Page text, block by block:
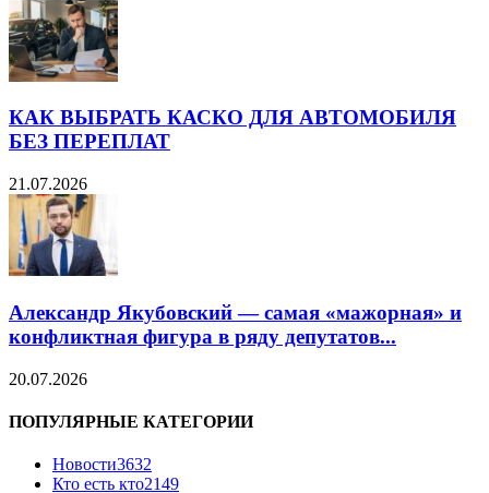
КАК ВЫБРАТЬ КАСКО ДЛЯ АВТОМОБИЛЯ
БЕЗ ПЕРЕПЛАТ
21.07.2026
Александр Якубовский — самая «мажорная» и
конфликтная фигура в ряду депутатов...
20.07.2026
ПОПУЛЯРНЫЕ КАТЕГОРИИ
Новости3632
Кто есть кто2149